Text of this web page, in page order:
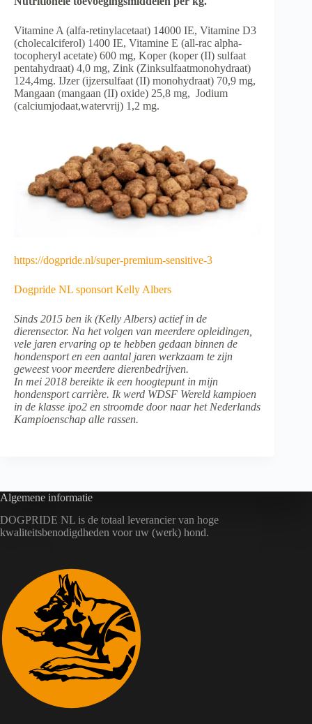
Vitamine A (alfa-retinylacetaat) 14000 IE, Vitamine D3
(cholecalciferol) 1400 IE, Vitamine E (all-rac alpha-
tocopheryl acetate) 600 mg, Koper (koper (II) sulfaat
pentahydraat) 4,0 mg, Zink (Zinksulfaatmonohydraat)
124,4mg. IJzer (ijzersulfaat (II) monohydraat) 70,9 mg,
Mangaan (mangaan (II) oxide) 25,8 mg, Jodium
(calciumjodaat,watervrij) 1,2 mg.
https://dogpride.nl/super-premium-sensitive-3
Dogpride NL sponsort Kelly Albers
Sinds 2015 ben ik (Kelly Albers) actief in de
dierensector. Na het volgen van meerdere opleidingen,
vele jaren ervaring op te hebben gedaan binnen de
hondensport en een aantal jaren werkzaam te zijn
geweest voor meerdere dierenbedrijven.
In mei 2018 bereikte ik een hoogtepunt in mijn
hondensport carrière. Ik werd WDSF Wereld kampioen
in de klasse ipo2 en stroomde door naar het Nederlands
Kampioenschap alle rassen.
Algemene informatie
DOGPRIDE NL is de totaal leverancier van hoge
kwaliteitsbenodigdheden voor uw (werk) hond.